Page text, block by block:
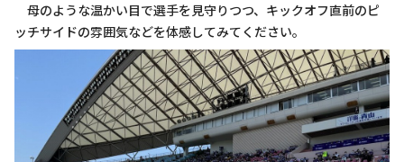
母のような温かい目で選手を見守りつつ、キックオフ直前のピ
ッチサイドの雰囲気などを体感してみてください。